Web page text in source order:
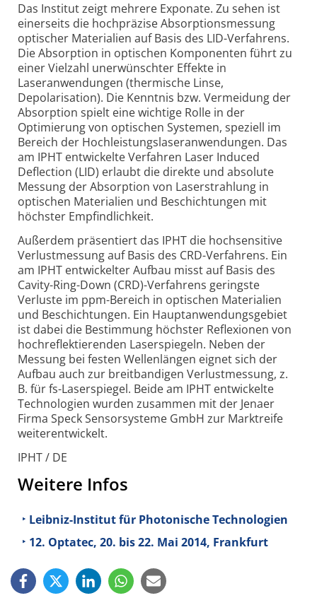
Das Institut zeigt mehrere Exponate. Zu sehen ist
einerseits die hochpräzise Absorptionsmessung
optischer Materialien auf Basis des LID-Verfahrens.
Die Absorption in optischen Komponenten führt zu
einer Vielzahl unerwünschter Effekte in
Laseranwendungen (thermische Linse,
Depolarisation). Die Kenntnis bzw. Vermeidung der
Absorption spielt eine wichtige Rolle in der
Optimierung von optischen Systemen, speziell im
Bereich der Hochleistungslaseranwendungen. Das
am IPHT entwickelte Verfahren Laser Induced
Deflection (LID) erlaubt die direkte und absolute
Messung der Absorption von Laserstrahlung in
optischen Materialien und Beschichtungen mit
höchster Empfindlichkeit.
Außerdem präsentiert das IPHT die hochsensitive
Verlustmessung auf Basis des CRD-Verfahrens. Ein
am IPHT entwickelter Aufbau misst auf Basis des
Cavity-Ring-Down (CRD)-Verfahrens geringste
Verluste im ppm-Bereich in optischen Materialien
und Beschichtungen. Ein Hauptanwendungsgebiet
ist dabei die Bestimmung höchster Reflexionen von
hochreflektierenden Laserspiegeln. Neben der
Messung bei festen Wellenlängen eignet sich der
Aufbau auch zur breitbandigen Verlustmessung, z.
B. für fs-Laserspiegel. Beide am IPHT entwickelte
Technologien wurden zusammen mit der Jenaer
Firma Speck Sensorsysteme GmbH zur Marktreife
weiterentwickelt.
IPHT / DE
Weitere Infos
Leibniz-Institut für Photonische Technologien
12. Optatec, 20. bis 22. Mai 2014, Frankfurt